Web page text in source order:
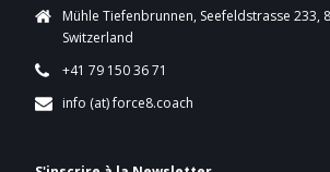
Mühle Tiefenbrunnen, Seefeldstrasse 233,
Switzerland
+41 79 150 36 71
info (at) force8.coach